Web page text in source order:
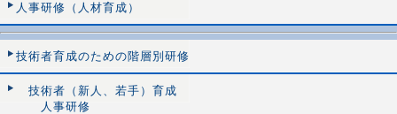
人事研修（人材育成）
技術者育成のための階層別研修
技術者（新人、若手）育成
人事研修